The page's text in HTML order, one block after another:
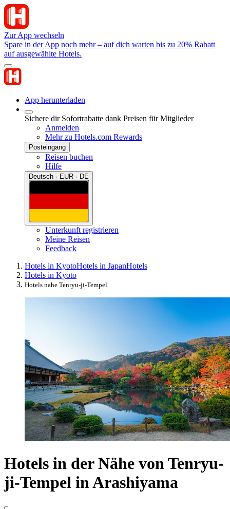
Zur App wechseln
Spare in der App noch mehr – auf dich warten bis zu 20% Rabatt
auf ausgewählte Hotels.
App herunterladen
Sichere dir Sofortrabatte dank Preisen für Mitglieder
Anmelden
Mehr zu Hotels.com Rewards
Posteingang
Reisen buchen
Hilfe
Deutsch · EUR · DE
Unterkunft registrieren
Meine Reisen
Feedback
Hotels in KyotoHotels in JapanHotels
Hotels in Kyoto
Hotels nahe Tenryu-ji-Tempel
Hotels in der Nähe von Tenryu-
ji-Tempel in Arashiyama